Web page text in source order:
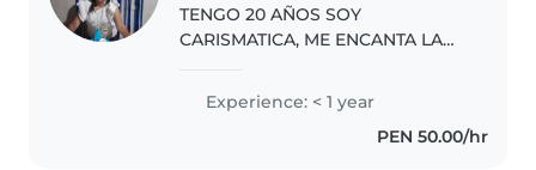
TENGO 20 AÑOS SOY
CARISMATICA, ME ENCANTA LA
Experience: < 1 year
PEN 50.00/hr